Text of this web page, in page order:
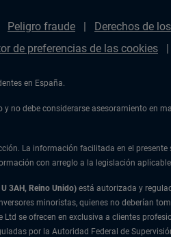
Peligro fraude Derechos de
de preferencias de las cookies
en España.
no debe considerarse asesoramiento en
La información facilitada en el
con arreglo a la legislación
3AH, Reino Unido) está autorizada y
minoristas, quienes no deberían
se ofrecen en exclusiva a clientes
por la Autoridad Federal de